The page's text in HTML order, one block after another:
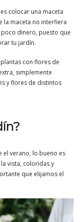
colocar una maceta
la maceta no interfiera
dinero, puesto que
tu jardín.
con flores de
simplemente
y flores de distintos
el verano, lo bueno es
vista, coloridas y
que elijamos el